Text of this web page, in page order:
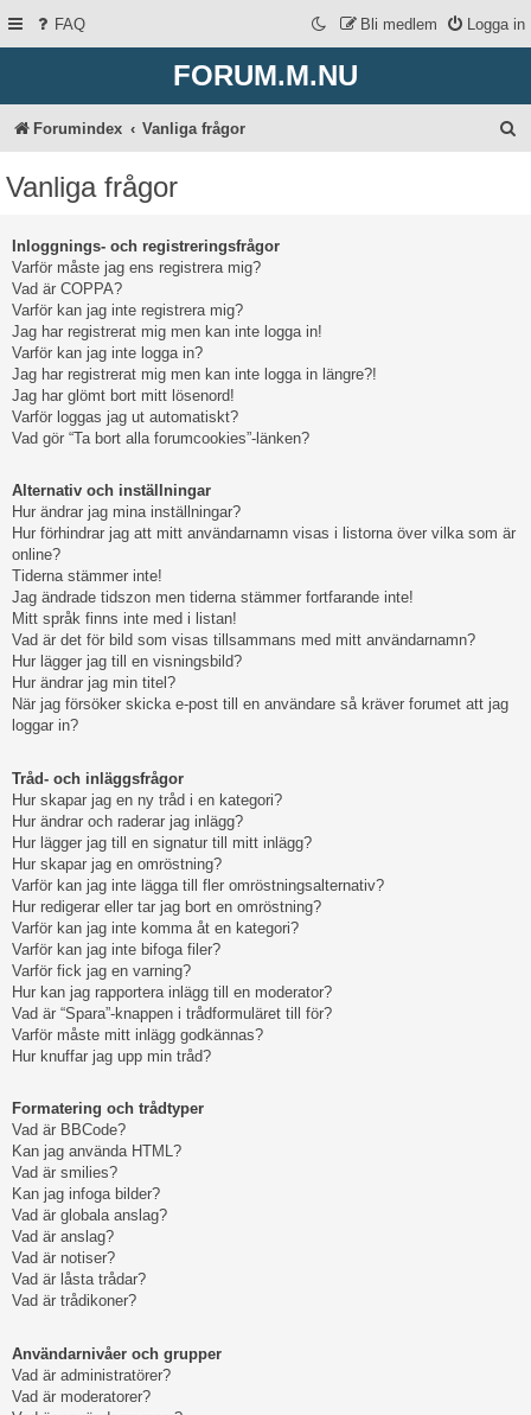
FAQ Logga in
Bli medlem
FORUM.M.NU
Forumindex Vanliga frågor
Vanliga frågor
Inloggnings- och registreringsfrågor
Varför måste jag ens registrera mig?
Vad är COPPA?
Varför kan jag inte registrera mig?
Jag har registrerat mig men kan inte logga in!
Varför kan jag inte logga in?
Jag har registrerat mig men kan inte logga in längre?!
Jag har glömt bort mitt lösenord!
Varför loggas jag ut automatiskt?
Vad gör “Ta bort alla forumcookies”-länken?
Alternativ och inställningar
Hur ändrar jag mina inställningar?
Hur förhindrar jag att mitt användarnamn visas i listorna över vilka som är
online?
Tiderna stämmer inte!
Jag ändrade tidszon men tiderna stämmer fortfarande inte!
Mitt språk finns inte med i listan!
Vad är det för bild som visas tillsammans med mitt användarnamn?
Hur lägger jag till en visningsbild?
Hur ändrar jag min titel?
När jag försöker skicka e-post till en användare så kräver forumet att jag
loggar in?
Tråd- och inläggsfrågor
Hur skapar jag en ny tråd i en kategori?
Hur ändrar och raderar jag inlägg?
Hur lägger jag till en signatur till mitt inlägg?
Hur skapar jag en omröstning?
Varför kan jag inte lägga till fler omröstningsalternativ?
Hur redigerar eller tar jag bort en omröstning?
Varför kan jag inte komma åt en kategori?
Varför kan jag inte bifoga filer?
Varför fick jag en varning?
Hur kan jag rapportera inlägg till en moderator?
Vad är “Spara”-knappen i trådformuläret till för?
Varför måste mitt inlägg godkännas?
Hur knuffar jag upp min tråd?
Formatering och trådtyper
Vad är BBCode?
Kan jag använda HTML?
Vad är smilies?
Kan jag infoga bilder?
Vad är globala anslag?
Vad är anslag?
Vad är notiser?
Vad är låsta trådar?
Vad är trådikoner?
Användarnivåer och grupper
Vad är administratörer?
Vad är moderatorer?